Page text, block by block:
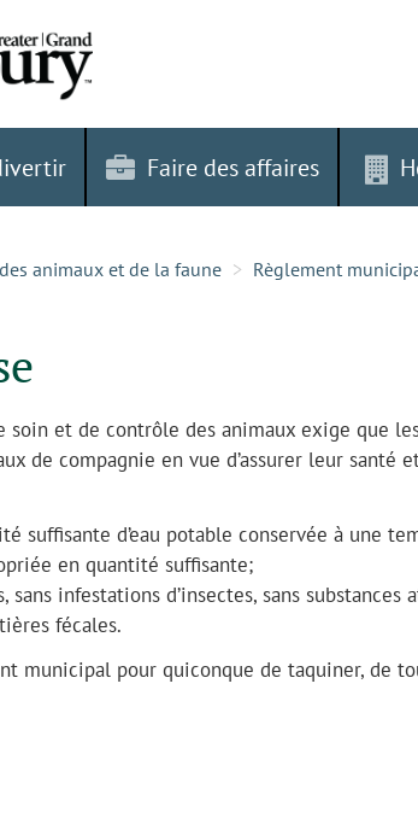
Faire des affaires
animaux et de la faune Règlement
soin et de contrôle des animaux exige que
de compagnie en vue d’assurer leur santé
suffisante d’eau potable conservée à une
en quantité suffisante;
sans infestations d’insectes, sans
fécales.
municipal pour quiconque de taquiner, de